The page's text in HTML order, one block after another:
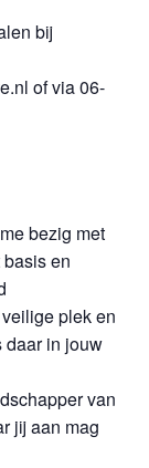
bij
of via 06-
bezig met
en
plek en
daar in jouw
van
jij aan mag